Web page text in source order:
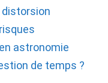
distorsion
astronomie
de temps ?